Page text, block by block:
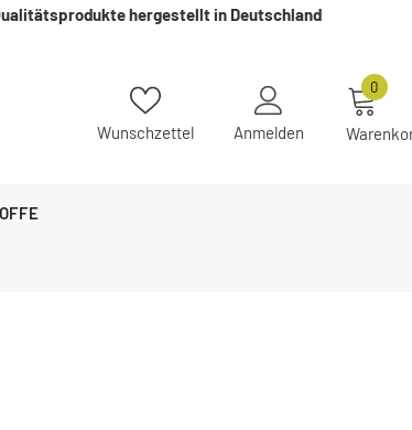
hergestellt in Deutschland
Wunschzettel Anmelden
0